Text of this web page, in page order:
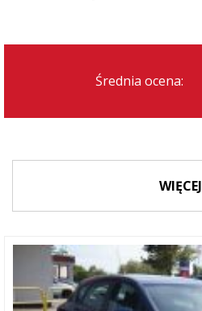
Średnia ocena:
WIĘCEJ